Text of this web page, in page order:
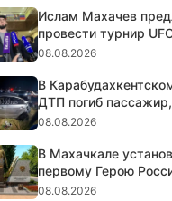
Ислам Махачев
провести турнир
«Дин...
08.08.2026
В
ДТП погиб пассажир,
08.08.2026
В Махачкале
первому Герою
08.08.2026